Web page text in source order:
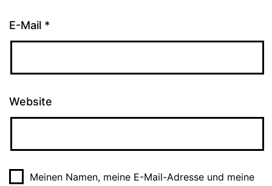
E-Mail *
Website
Meinen Namen, meine E-Mail-Adresse und meine